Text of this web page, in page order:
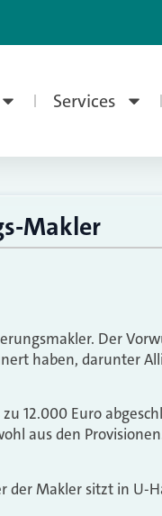
Services
Makler
Der
haben, darunter
12.000 Euro
aus den
der Makler sitzt in U-